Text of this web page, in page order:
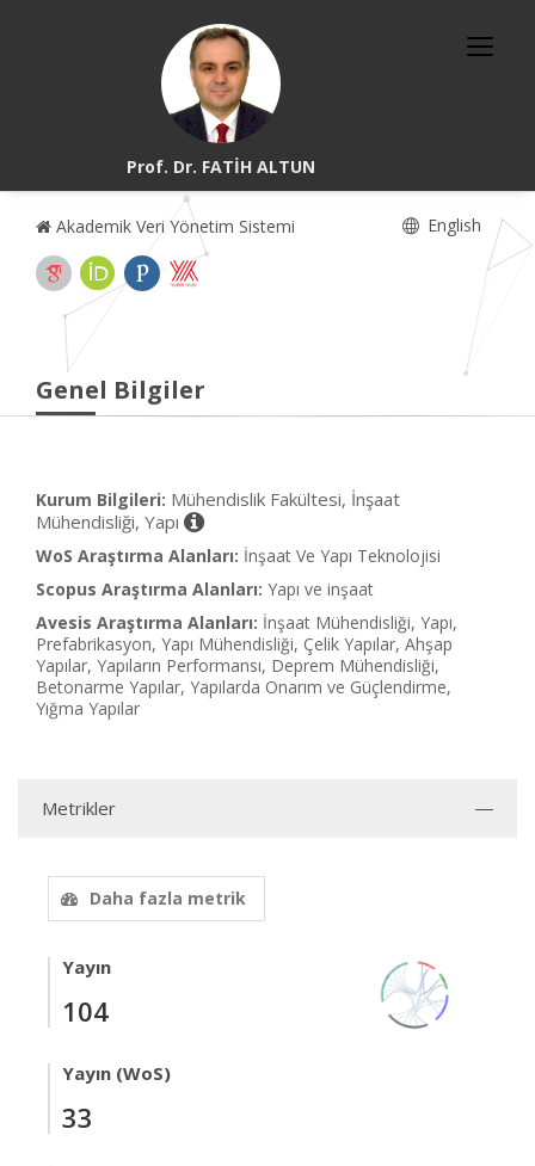
Prof. Dr. FATİH ALTUN
Akademik Veri Yönetim Sistemi English
Genel Bilgiler
Kurum Bilgileri: Mühendislik Fakültesi, İnşaat
Mühendisliği, Yapı
WoS Araştırma Alanları: İnşaat Ve Yapı Teknolojisi
Scopus Araştırma Alanları: Yapı ve inşaat
Avesis Araştırma Alanları: İnşaat Mühendisliği, Yapı,
Prefabrikasyon, Yapı Mühendisliği, Çelik Yapılar, Ahşap
Yapılar, Yapıların Performansı, Deprem Mühendisliği,
Betonarme Yapılar, Yapılarda Onarım ve Güçlendirme,
Yığma Yapılar
Metrikler
Daha fazla metrik
Yayın
104
Yayın (WoS)
33